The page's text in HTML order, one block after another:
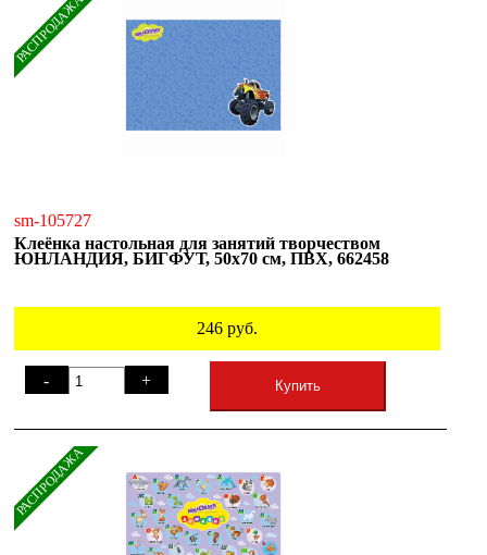
РАСПРОДАЖА
sm-105727
Клеёнка настольная для занятий творчеством
ЮНЛАНДИЯ, БИГФУТ, 50х70 см, ПВХ, 662458
246 руб.
- + Купить
РАСПРОДАЖА